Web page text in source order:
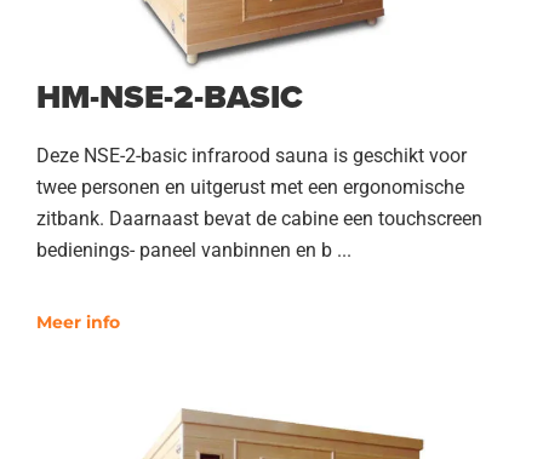
HM-NSE-2-BASIC
Deze NSE-2-basic infrarood sauna is geschikt voor
twee personen en uitgerust met een ergonomische
zitbank. Daarnaast bevat de cabine een touchscreen
bedienings- paneel vanbinnen en b ...
Meer info